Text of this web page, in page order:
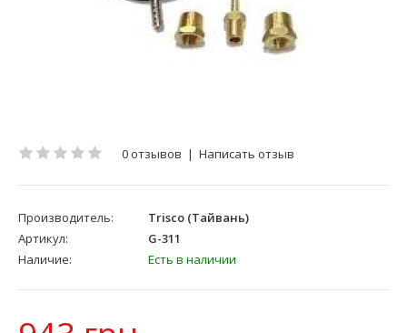
0 отзывов | Написать отзыв
Производитель:
Trisco (Тайвань)
Артикул:
G-311
Наличие:
Есть в наличии